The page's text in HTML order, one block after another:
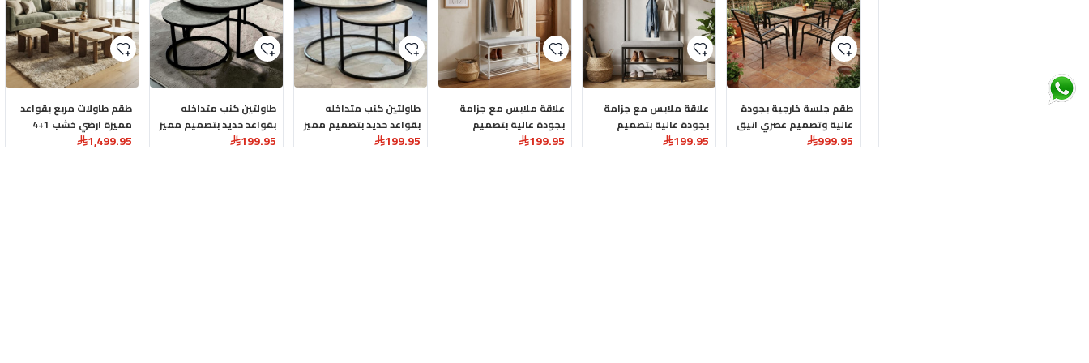
طقم جلسة خارجية بجودة
عالية وتصميم عصري انيق
999.95
علاقة ملابس مع جزامة
بجودة عالية بتصميم
عصري انيق باللون الاسود
199.95
علاقة ملابس مع جزامة
بجودة عالية بتصميم
عصري انيق باللون الابيض
199.95
طاولتين كنب متداخله
بقواعد حديد بتصميم مميز
199.95
طاولتين كنب متداخله
بقواعد حديد بتصميم مميز
باللون الرمادي
199.95
طقم طاولات مربع بقواعد
مميزة ارضي خشب 1+4
قطع
1,499.95